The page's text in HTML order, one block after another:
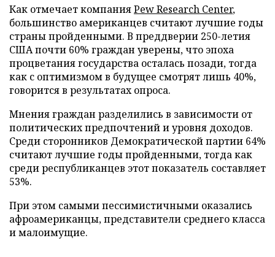
Как отмечает компанияPew Research Center,
большинство американцев считают лучшие годы
страны пройденными. В преддверии 250-летия
США почти 60% граждан уверены, что эпоха
процветания государства осталась позади, тогда
как с оптимизмом в будущее смотрят лишь 40%,
говорится в результатах опроса.
Мнения граждан разделились в зависимости от
политических предпочтений и уровня доходов.
Среди сторонников Демократической партии 64%
считают лучшие годы пройденными, тогда как
среди республиканцев этот показатель составляет
53%.
При этом самыми пессимистичными оказались
афроамериканцы, представители среднего класса
и малоимущие.